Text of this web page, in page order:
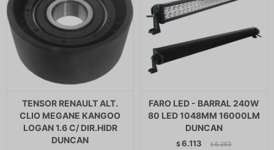
TENSOR RENAULT ALT.
CLIO MEGANE KANGOO
LOGAN 1.6 C/ DIR.HIDR
DUNCAN
FARO LED - BARRAL 240W
80 LED 1048MM 16000LM
DUNCAN
$6.113 $ 6.263